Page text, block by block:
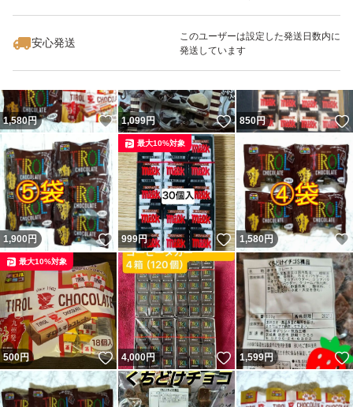
安心発送
このユーザーは設定した発送日数内に
発送しています
1,580円 いいね！
1,099円 いいね！
850円
1,900 円 いいね！
999円 いいね！
最大10%対象
1,580円
500円 いいね！
最大10%対象
4,000円 いいね！
1,599円